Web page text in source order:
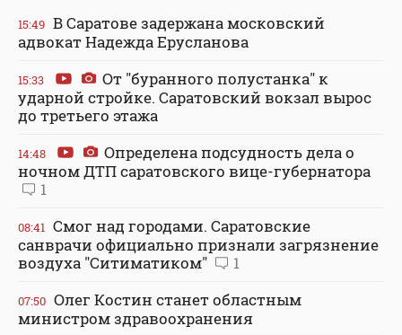
15:49 В Саратове задержана московский
адвокат Надежда Ерусланова
15:33
От "буранного полустанка" к
ударной стройке. Саратовский вокзал вырос
до третьего этажа
14:48
Определена подсудность дела о
ночном ДТП саратовского вице-губернатора
1
08:41 Смог над городами. Саратовские
санврачи официально признали загрязнение
воздуха "Ситиматиком"
1
07:50 Олег Костин станет областным
министром здравоохранения